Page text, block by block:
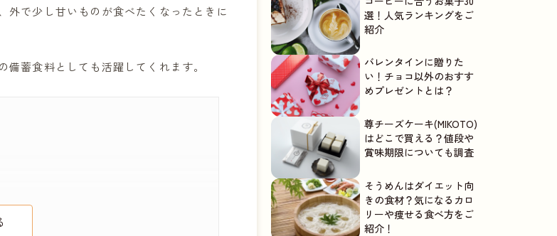
外で少し甘いものが食べたくなったときに
蓄食料としても活躍してくれます。
選！人気ランキングをご
紹介
バレンタインに贈りた
い！チョコ以外のおすす
めプレゼントとは？
尊チーズケーキ(MIKOTO)
はどこで買える？値段や
賞味期限についても調査
そうめんはダイエット向
きの食材？気になるカロ
リーや痩せる食べ方をご
紹介！